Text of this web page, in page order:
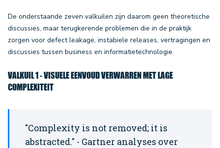
De onderstaande zeven valkuilen zijn daarom geen theoretische
discussies, maar terugkerende problemen die in de praktijk
zorgen voor defect leakage, instabiele releases, vertragingen en
discussies tussen business en informatietechnologie.
VALKUIL 1 - VISUELE EENVOUD VERWARREN MET LAGE
COMPLEXITEIT
"Complexity is not removed; it is
abstracted." - Gartner analyses over